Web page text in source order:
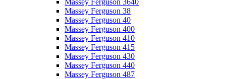
Massey Ferguson 3640
Massey Ferguson 38
Massey Ferguson 40
Massey Ferguson 400
Massey Ferguson 410
Massey Ferguson 415
Massey Ferguson 430
Massey Ferguson 440
Massey Ferguson 487